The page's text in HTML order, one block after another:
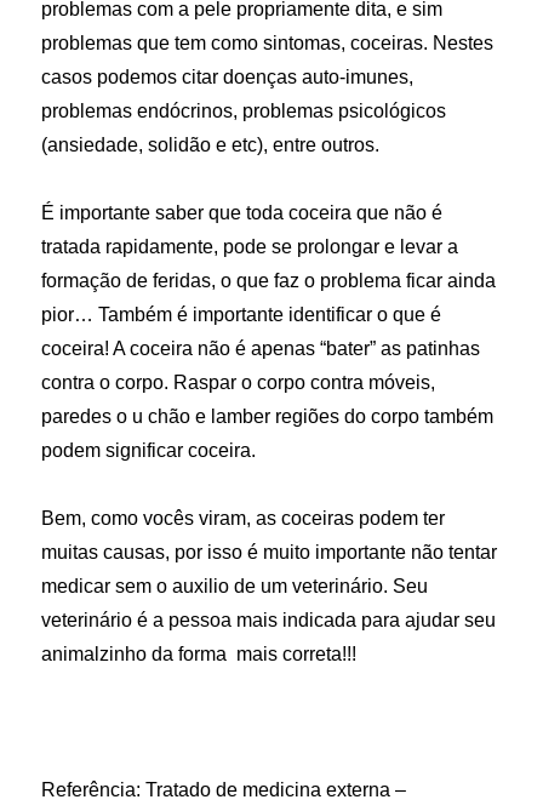
problemas com a pele propriamente dita, e sim
problemas que tem como sintomas, coceiras. Nestes
casos podemos citar doenças auto-imunes,
problemas endócrinos, problemas psicológicos
(ansiedade, solidão e etc), entre outros.
É importante saber que toda coceira que não é
tratada rapidamente, pode se prolongar e levar a
formação de feridas, o que faz o problema ficar ainda
pior… Também é importante identificar o que é
coceira! A coceira não é apenas “bater” as patinhas
contra o corpo. Raspar o corpo contra móveis,
paredes o u chão e lamber regiões do corpo também
podem significar coceira.
Bem, como vocês viram, as coceiras podem ter
muitas causas, por isso é muito importante não tentar
medicar sem o auxilio de um veterinário. Seu
veterinário é a pessoa mais indicada para ajudar seu
animalzinho da forma mais correta!!!
Referência: Tratado de medicina externa –